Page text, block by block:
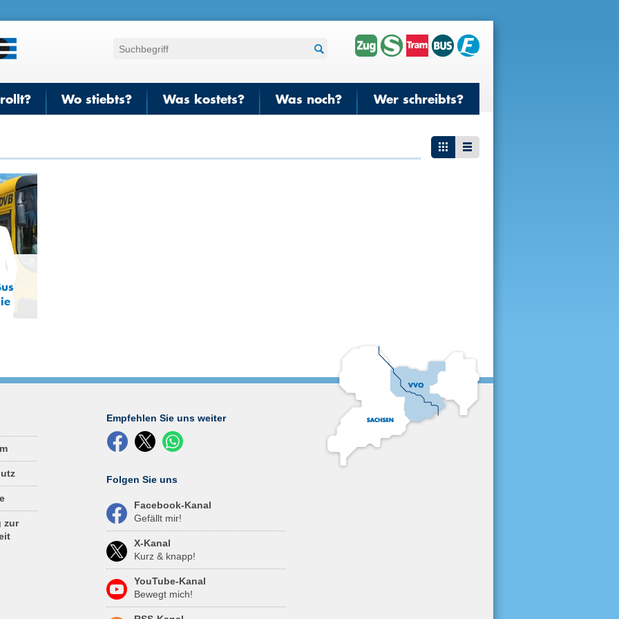
Wo stiebts? Was kostets? Was noch? Wer schreibts?
zur
Empfehlen Sie uns weiter
Folgen Sie uns
Facebook-Kanal
Gefällt mir!
X-Kanal
Kurz & knapp!
YouTube-Kanal
Bewegt mich!